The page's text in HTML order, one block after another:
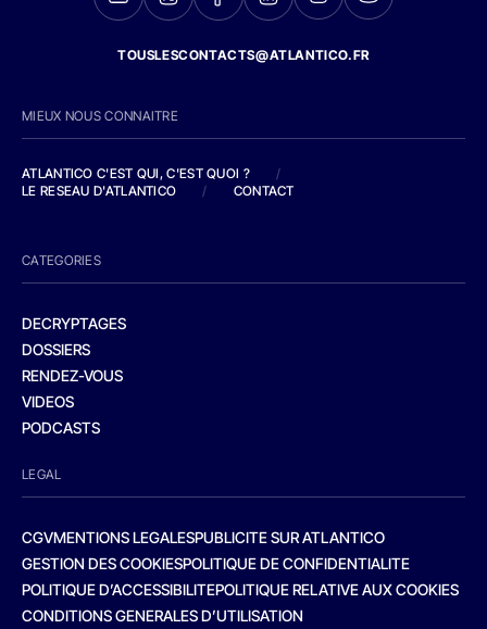
TOUSLESCONTACTS@ATLANTICO.FR
MIEUX NOUS CONNAITRE
ATLANTICO C'EST QUI, C'EST QUOI ?
/
LE RESEAU D'ATLANTICO
/ CONTACT
CATEGORIES
DECRYPTAGES
DOSSIERS
RENDEZ-VOUS
VIDEOS
PODCASTS
LEGAL
CGVMENTIONS LEGALESPUBLICITE SUR ATLANTICO
GESTION DES COOKIESPOLITIQUE DE CONFIDENTIALITE
POLITIQUE D’ACCESSIBILITEPOLITIQUE RELATIVE AUX COOKIES
CONDITIONS GENERALES D’UTILISATION